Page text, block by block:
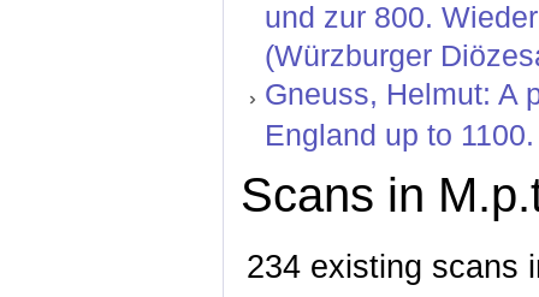
und zur 800.
(Würzburger
Gneuss, Helmut: A
England up to
Scans in
234 existing scans